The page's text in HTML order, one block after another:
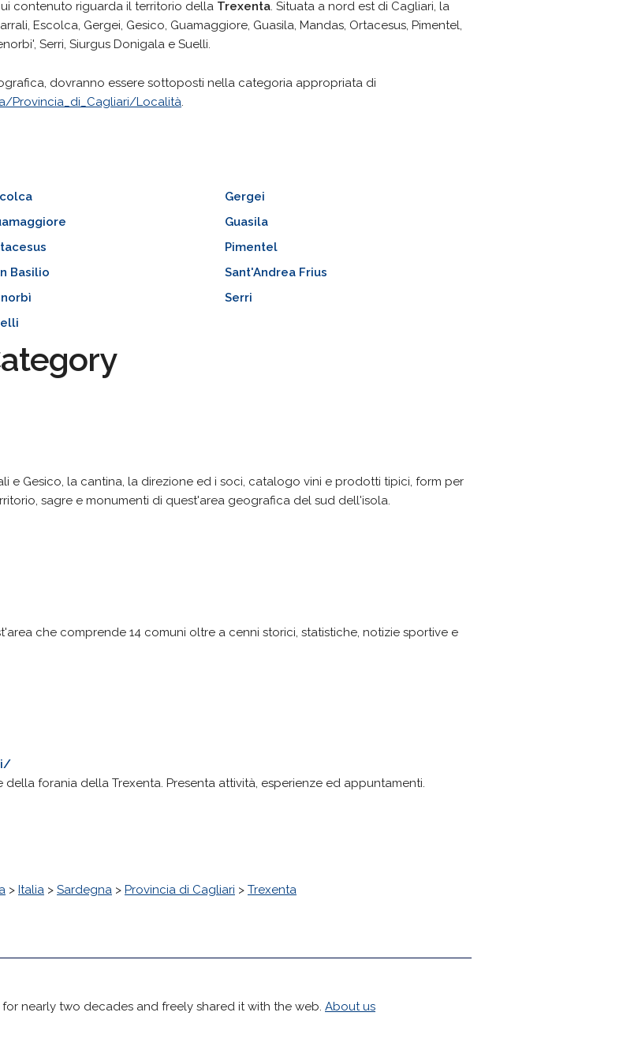
contenuto riguarda il territorio della Trexenta. Situata a nord est di Cagliari, la
Escolca, Gergei, Gesico, Guamaggiore, Guasila, Mandas, Ortacesus, Pimentel,
Serri, Siurgus Donigala e Suelli.
dovranno essere sottoposti nella categoria appropriata di
Località.
Gergei
Guasila
Pimentel
Basilio
Sant'Andrea Frius
Serri
e Gesico, la cantina, la direzione ed i soci, catalogo vini e prodotti tipici, form per
sagre e monumenti di quest'area geografica del sud dell'isola.
che comprende 14 comuni oltre a cenni storici, statistiche, notizie sportive e
forania della Trexenta. Presenta attività, esperienze ed appuntamenti.
> Italia > Sardegna > Provincia di Cagliari > Trexenta
nearly two decades and freely shared it with the web. About us